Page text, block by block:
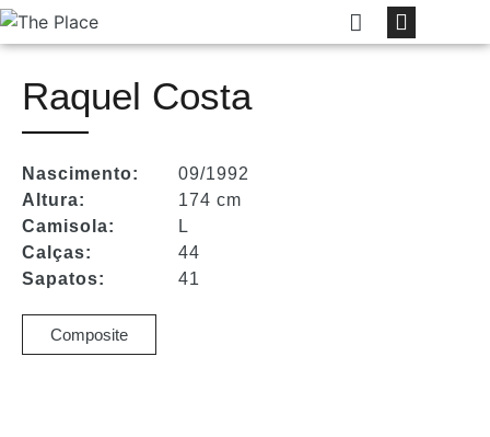
Raquel Costa
Nascimento:
Altura:
Camisola:
Calças:
Sapatos:
09/1992
174 cm
L
44
41
Composite